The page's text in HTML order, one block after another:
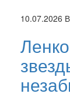
10.07.2026